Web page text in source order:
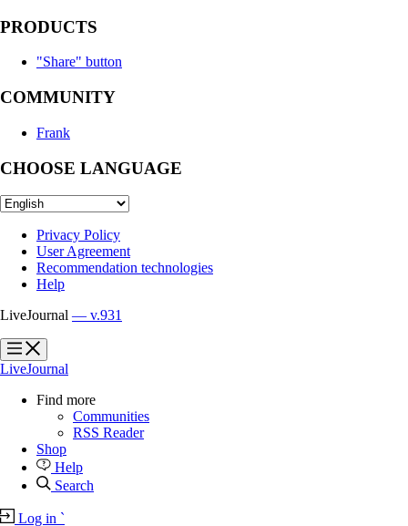
PRODUCTS
"Share" button
COMMUNITY
Frank
CHOOSE LANGUAGE
Privacy Policy
User Agreement
Recommendation technologies
Help
LiveJournal — v.931
?
?
LiveJournal
Find more
Communities
RSS Reader
Shop
Help
Search
Log in `